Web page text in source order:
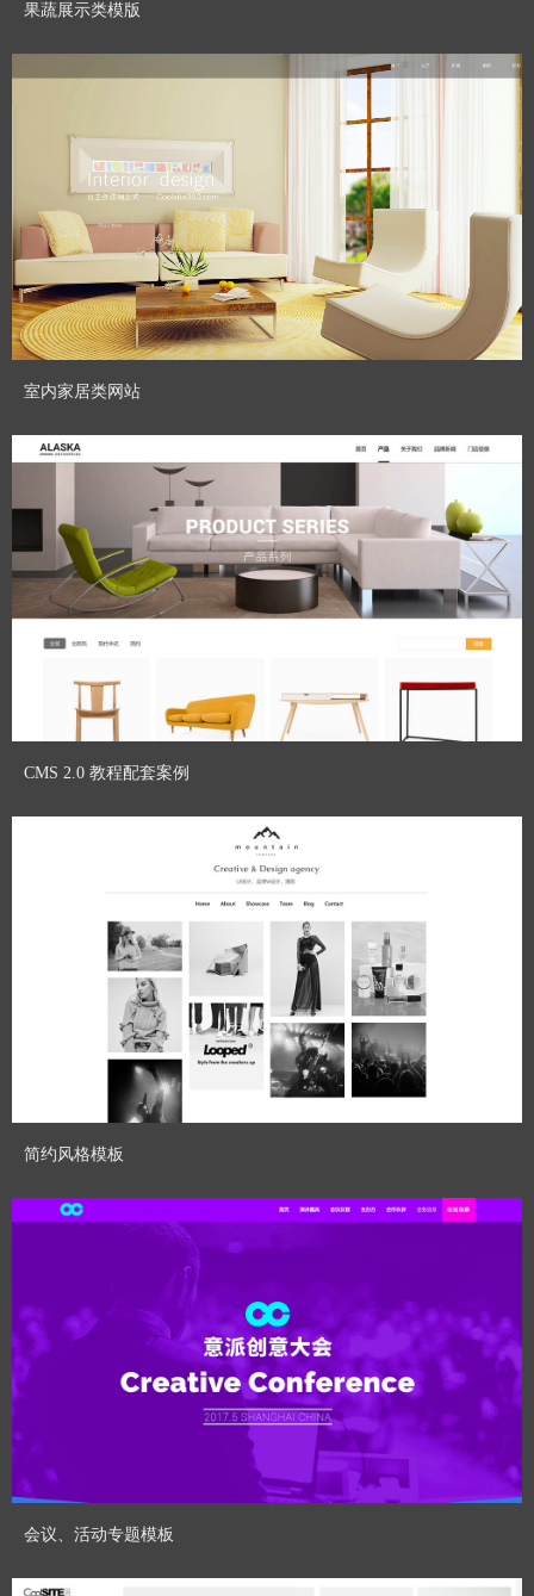
果蔬展示类模版
Designed By： CHENHUI_GT
预览模板
室内家居类网站
Designed By： CoolSite360
CMS 2.0 教程配套案例
Designed By： CoolSite360
预览模板
简约风格模板
Designed By： CoolSite360
预览模板
会议、活动专题模板